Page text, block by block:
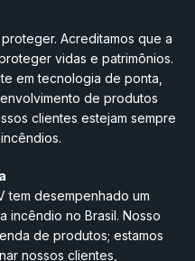
Acreditamos que a
vidas e patrimônios.
em tecnologia de ponta,
de produtos
clientes estejam sempre
tem desempenhado um
incêndio no Brasil. Nosso
de produtos; estamos
nossos clientes,